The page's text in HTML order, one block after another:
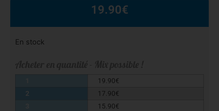
19.90€
En stock
19.90€
2
17.90€
15.90€